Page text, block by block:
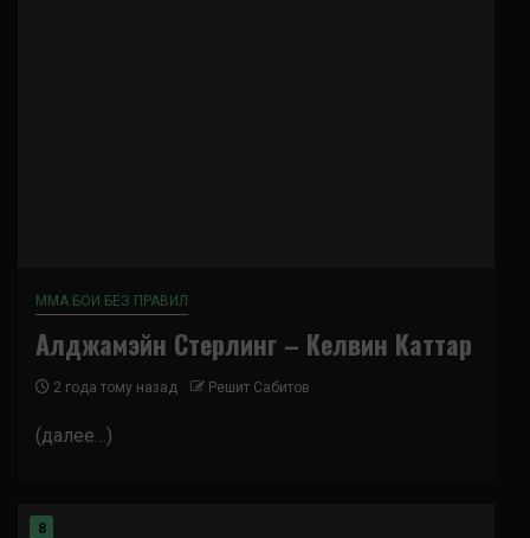
ММА БОИ БЕЗ ПРАВИЛ
Алджамэйн Стерлинг – Келвин Каттар
2 года тому назад Решит Сабитов
(далее…)
8